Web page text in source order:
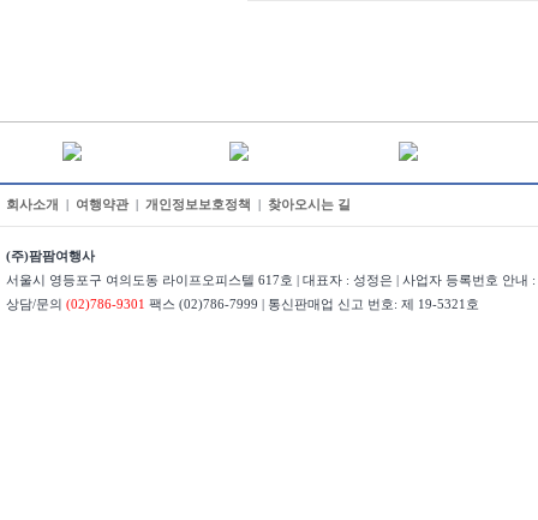
회사소개 여행약관| 개인정보보호정책 찾아오시는 길
(주)팜팜여행사
서울시 영등포구 여의도동 라이프오피스텔 617호 | 대표자 : 성정은 | 사업자 등록번호 안내
상담/문의 (02)786-9301 팩스 (02)786-7999 | 통신판매업 신고 번호: 제 19-5321호